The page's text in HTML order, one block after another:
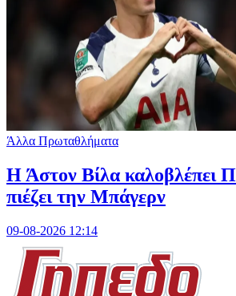
Άλλα Πρωταθλήματα
Η Άστον Βίλα καλοβλέπει
πιέζει την Μπάγερν
09-08-2026 12:14